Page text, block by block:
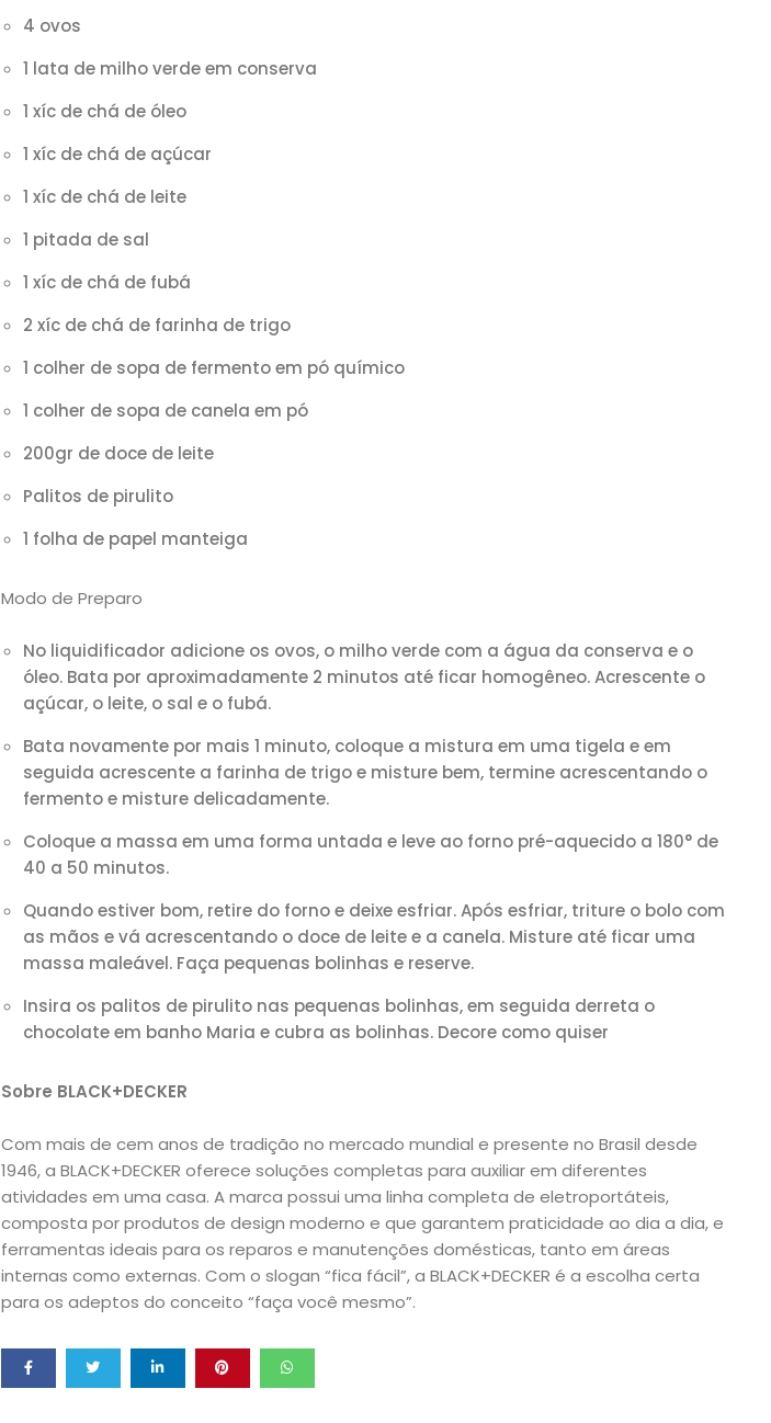
Início
Academia
Beleza
Bora
lá!
Casa
e
Decoração
Exclusiva
Homem
Mães
Filhos
Pets
Receitas
Saúde
e
Qualidade
4 ovos
1 lata de milho verde em conserva
1 xíc de chá de óleo
1 xíc de chá de açúcar
1 xíc de chá de leite
1 pitada de sal
1 xíc de chá de fubá
2 xíc de chá de farinha de trigo
1 colher de sopa de fermento em pó químico
1 colher de sopa de canela em pó
200gr de doce de leite
Palitos de pirulito
1 folha de papel manteiga
Modo de Preparo
No liquidificador adicione os ovos, o milho verde com a água da conserva e o
óleo. Bata por aproximadamente 2 minutos até ficar homogêneo. Acrescente o
açúcar, o leite, o sal e o fubá.
Bata novamente por mais 1 minuto, coloque a mistura em uma tigela e em
seguida acrescente a farinha de trigo e misture bem, termine acrescentando o
fermento e misture delicadamente.
Coloque a massa em uma forma untada e leve ao forno pré-aquecido a 180° de
40 a 50 minutos.
Quando estiver bom, retire do forno e deixe esfriar. Após esfriar, triture o bolo com
as mãos e vá acrescentando o doce de leite e a canela. Misture até ficar uma
massa maleável. Faça pequenas bolinhas e reserve.
Insira os palitos de pirulito nas pequenas bolinhas, em seguida derreta o
chocolate em banho Maria e cubra as bolinhas. Decore como quiser
Sobre BLACK+DECKER
Com mais de cem anos de tradição no mercado mundial e presente no Brasil desde
1946, a BLACK+DECKER oferece soluções completas para auxiliar em diferentes
atividades em uma casa. A marca possui uma linha completa de eletroportáteis,
composta por produtos de design moderno e que garantem praticidade ao dia a dia, e
ferramentas ideais para os reparos e manutenções domésticas, tanto em áreas
internas como externas. Com o slogan “fica fácil”, a BLACK+DECKER é a escolha certa
para os adeptos do conceito “faça você mesmo”.